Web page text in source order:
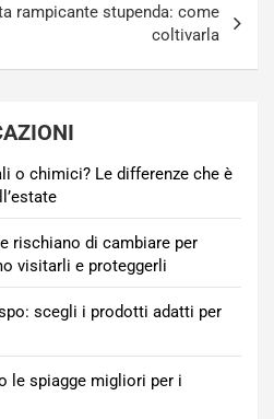
rampicante stupenda: come
coltivarla
o chimici? Le differenze che è
rischiano di cambiare per
visitarli e proteggerli
scegli i prodotti adatti per
le spiagge migliori per i